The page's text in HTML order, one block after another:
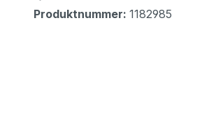
Produktnummer: 1182985